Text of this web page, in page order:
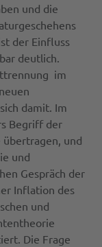
und die
der Einfluss
deutlich.
im
damit. Im
Begriff der
und
und
Gespräch der
Inflation des
und
Die Frage